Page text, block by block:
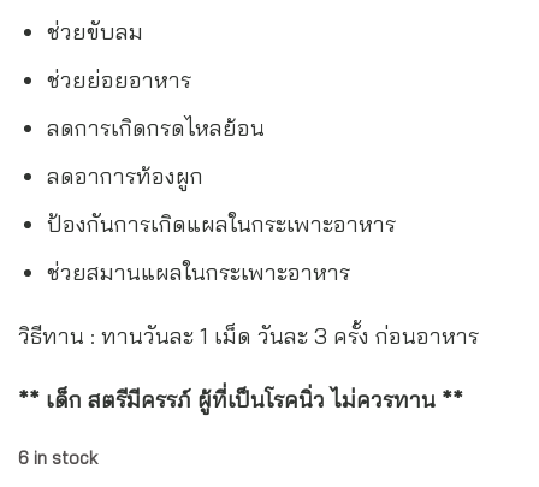
ช่วยขับลม
ช่วยย่อยอาหาร
ลดการเกิดกรดไหลย้อน
ลดอาการท้องผูก
ป้องกันการเกิดแผลในกระเพาะอาหาร
ช่วยสมานแผลในกระเพาะอาหาร
วิธีทาน : ทานวันละ 1 เม็ด วันละ 3 ครั้ง ก่อนอาหาร
** เด็ก สตรีมีครรภ์ ผู้ที่เป็นโรคนิ่ว ไม่ควรทาน **
6 in stock